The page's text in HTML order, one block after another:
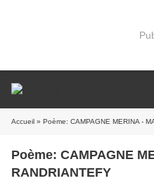
Accueil » Poème: CAMPAGNE MERINA -
Poème: CAMPAGNE
RANDRIANTEFY